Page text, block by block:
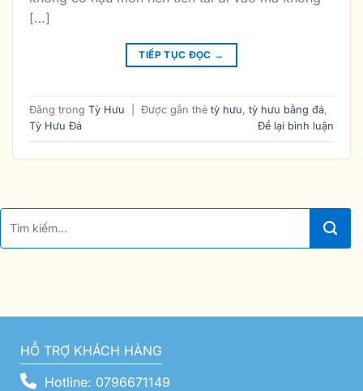
[…]
TIẾP TỤC ĐỌC →
Đăng trong Tỳ Hưu Được gắn thẻ tỳ hưu, tỳ hưu bằng đá,
Tỳ Hưu Đá
Để lại bình luận
HỖ TRỢ KHÁCH HÀNG
Hotline: 0796671149